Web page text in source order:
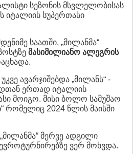
სეზონის მსვლელობისას
იტალიის სუპერთასი
საათში, „მილანმა“
მასიმილიანო ალეგრის
ავარჯიშებდა „მილანს“ -
ერთად იტალიის
მოიგო. მისი ბოლო სამუშაო
რომელიც 2024 წლის მაისში
მერვე ადგილი
ვერ მოხვდა.